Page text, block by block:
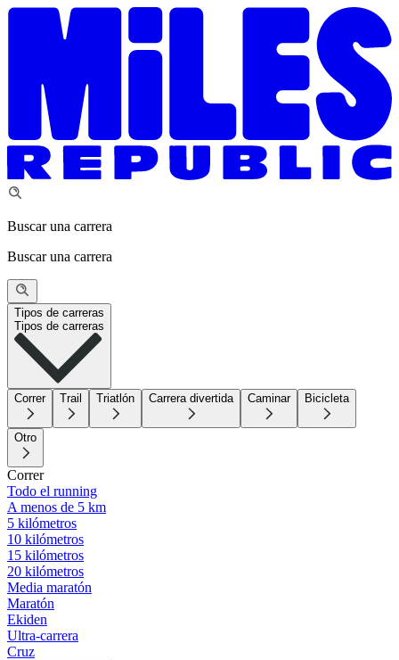
Buscar una carrera
Buscar una carrera
Tipos de carreras
Tipos de carreras
Correr Trail Triatlón Carrera divertida Caminar Bicicleta
Otro
Correr
Todo el running
A menos de 5 km
5 kilómetros
10 kilómetros
15 kilómetros
20 kilómetros
Media maratón
Maratón
Ekiden
Ultra-carrera
Cruz